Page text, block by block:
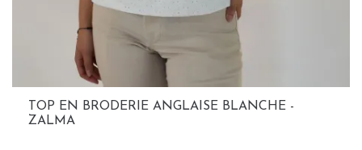
TOP EN BRODERIE ANGLAISE BLANCHE -
ZALMA